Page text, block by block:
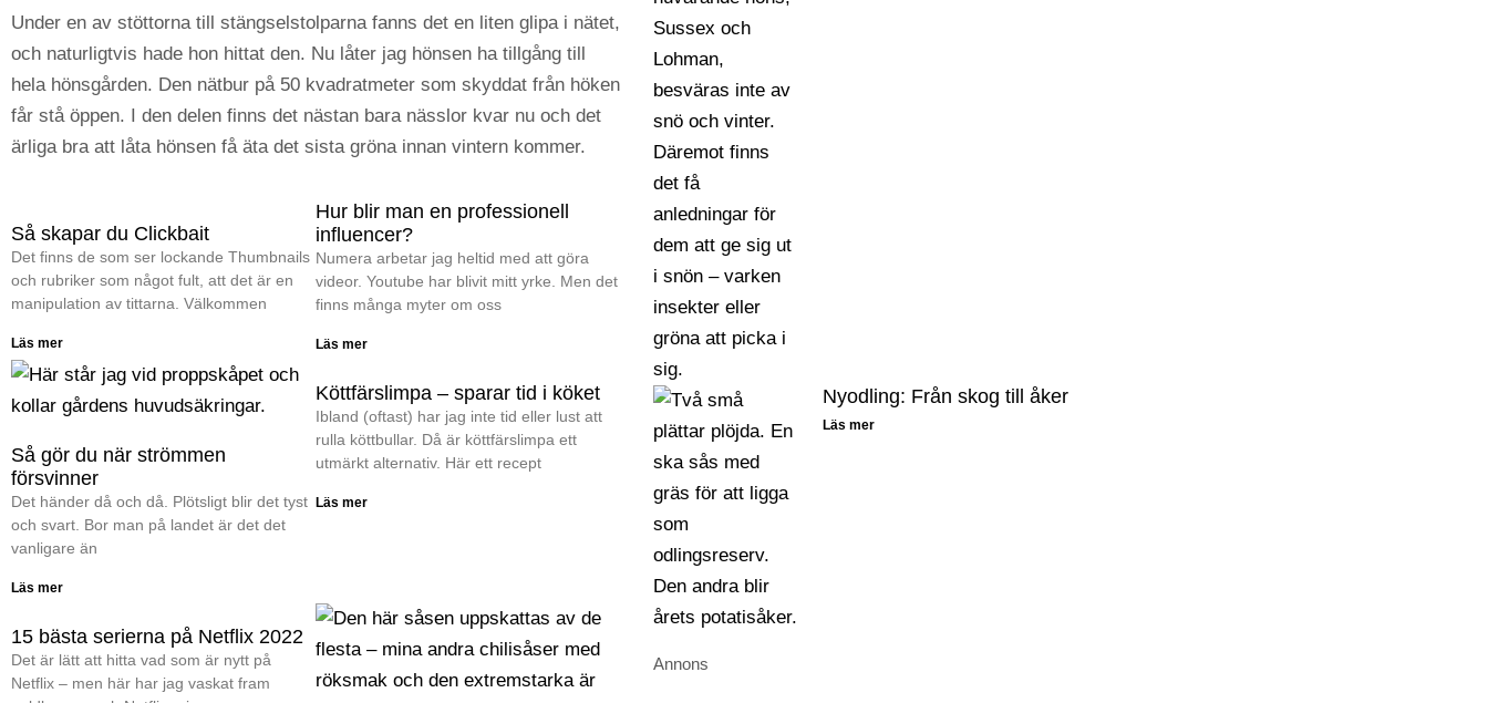
Under en av stöttorna till stängselstolparna fanns det en liten glipa i nätet,
och naturligtvis hade hon hittat den. Nu låter jag hönsen ha tillgång till
hela hönsgården. Den nätbur på 50 kvadratmeter som skyddat från höken
får stå öppen. I den delen finns det nästan bara nässlor kvar nu och det
ärliga bra att låta hönsen få äta det sista gröna innan vintern kommer.
Så skapar du Clickbait
Det finns de som ser lockande Thumbnails
och rubriker som något fult, att det är en
manipulation av tittarna. Välkommen
Läs mer
Hur blir man en professionell
influencer?
Numera arbetar jag heltid med att göra
videor. Youtube har blivit mitt yrke. Men det
finns många myter om oss
Läs mer
Så gör du när strömmen
försvinner
Det händer då och då. Plötsligt blir det tyst
och svart. Bor man på landet är det det
vanligare än
Läs mer
Köttfärslimpa – sparar tid i köket
Ibland (oftast) har jag inte tid eller lust att
rulla köttbullar. Då är köttfärslimpa ett
utmärkt alternativ. Här ett recept
Läs mer
15 bästa serierna på Netflix 2022
Det är lätt att hitta vad som är nytt på
Netflix – men här har jag vaskat fram
Nyodling: Från skog till åker
Läs mer
Annons